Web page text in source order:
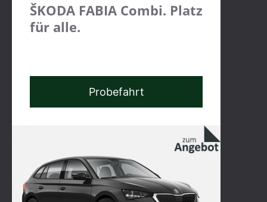
ŠKODA FABIA Combi. Platz
für alle.
Probefahrt